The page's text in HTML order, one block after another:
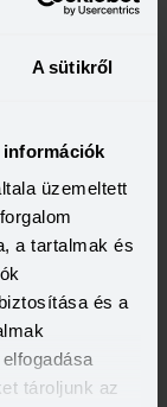
A sütikről
információk
üzemeltett
a tartalmak és
és a
tároljunk az
000 Ft
ingatlan
000 Ft